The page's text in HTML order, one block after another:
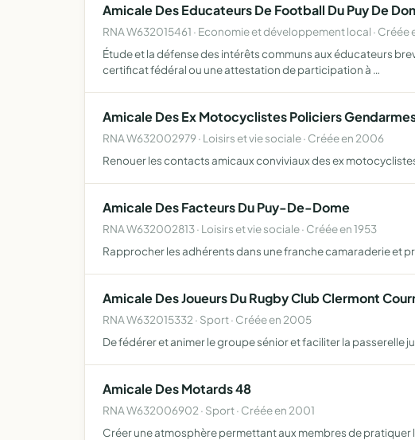
Amicale Des Educateurs De Football Du Puy De
RNA W632015461 · Economie et développement local · Créée
Étude et la défense des intérêts communs aux éducateurs
certificat fédéral ou une attestation de participation à …
Amicale Des Ex Motocyclistes Policiers
RNA W632002979 · Loisirs et vie sociale · Créée en 2006
Renouer les contacts amicaux conviviaux des ex
Amicale Des Facteurs Du Puy-De-Dome
RNA W632002813 · Loisirs et vie sociale · Créée en 1953
Rapprocher les adhérents dans une franche camaraderie et
Amicale Des Joueurs Du Rugby Club Clermont
RNA W632015332 · Sport · Créée en 2005
De fédérer et animer le groupe sénior et faciliter la passerelle
Amicale Des Motards 48
RNA W632006902 · Sport · Créée en 2001
Créer une atmosphère permettant aux membres de